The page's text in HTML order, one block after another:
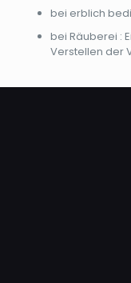
bei erblich
bei Räuberei :
Verstellen der